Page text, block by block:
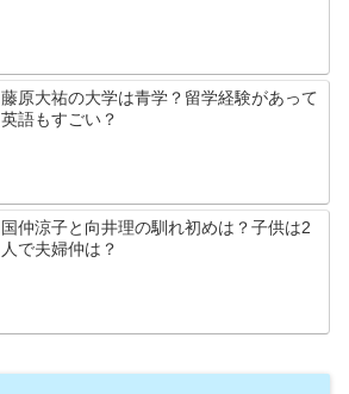
藤原大祐の大学は青学？留学経験があって
英語もすごい？
国仲涼子と向井理の馴れ初めは？子供は2
人で夫婦仲は？